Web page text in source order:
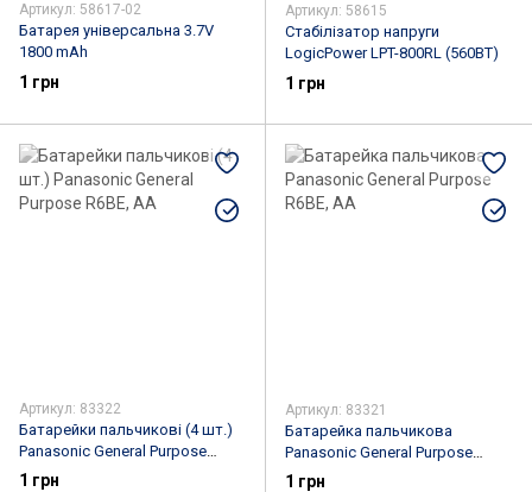
Артикул: 58617-02
Батарея універсальна 3.7V
1800 mAh
1 грн
Артикул: 58615
Стабілізатор напруги
LogicPower LPT-800RL (560ВТ)
1 грн
Артикул: 83322
Батарейки пальчикові (4 шт.)
Panasonic General Purpose
R6BE, AA
1 грн
Артикул: 83321
Батарейка пальчикова
Panasonic General Purpose
R6BE, AA
1 грн